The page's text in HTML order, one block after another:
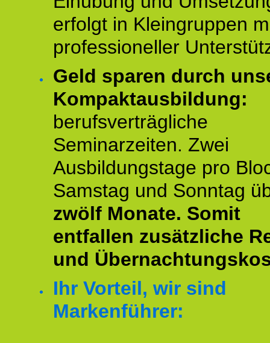
erfolgt in Kleingruppen
professioneller
Geld sparen durch
Kompaktausbildung:
berufsverträgliche
Seminarzeiten. Zwei
Ausbildungstage pro
Samstag und Sonntag
zwölf Monate. Somit
entfallen zusätzliche
und
Ihr Vorteil, wir sind
Markenführer: